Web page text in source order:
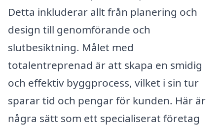
Detta inkluderar allt från planering och
design till genomförande och
slutbesiktning. Målet med
totalentreprenad är att skapa en smidig
och effektiv byggprocess, vilket i sin tur
sparar tid och pengar för kunden. Här är
några sätt som ett specialiserat företag